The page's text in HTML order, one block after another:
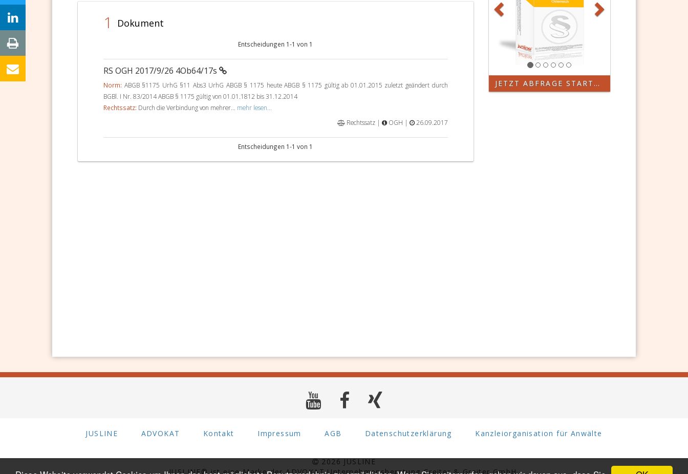
1 Dokument
Entscheidungen 1-1 von 1
RS OGH 2017/9/26 4Ob64/17s
Norm: ABGB §1175 UrhG §11 Abs3 UrhG ABGB § 1175 heute ABGB § 1175 gültig ab 01.01.2015 zuletzt geändert durch
BGBl. I Nr. 83/2014 ABGB § 1175 gültig von 01.01.1812 bis 31.12.2014
Rechtssatz: Durch die Verbindung von mehrer... mehr lesen...
Rechtssatz |
OGH | 26.09.2017
Entscheidungen 1-1 von 1
JETZT ABFRAGE STARTEN
JUSLINE ADVOKAT Kontakt Impressum AGB Datenschutzerklärung Kanzleiorganisation für Anwälte
2026 JUSLINE
JUSLINE® ist eine Marke der ADVOKAT Unternehmensberatung Greiter & Greiter GmbH.